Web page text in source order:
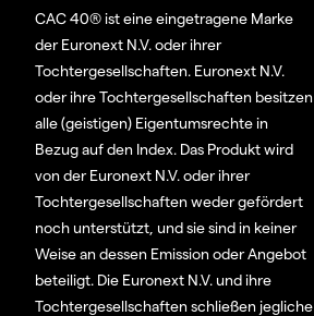
CAC 40® ist eine eingetragene Marke
der Euronext N.V. oder ihrer
Tochtergesellschaften. Euronext N.V.
oder ihre Tochtergesellschaften besitzen
alle (geistigen) Eigentumsrechte in
Bezug auf den Index. Das Produkt wird
von der Euronext N.V. oder ihrer
Tochtergesellschaften weder gefördert
noch unterstützt, und sie sind in keiner
Weise an dessen Emission oder Angebot
beteiligt. Die Euronext N.V. und ihre
Tochtergesellschaften schließen jegliche